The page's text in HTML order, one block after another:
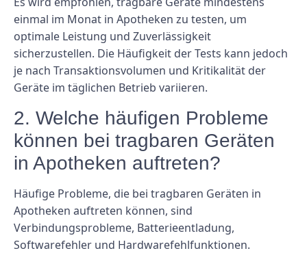
einmal im Monat in Apotheken zu testen, um
optimale Leistung und Zuverlässigkeit
sicherzustellen. Die Häufigkeit der Tests kann jedoch
je nach Transaktionsvolumen und Kritikalität der
Geräte im täglichen Betrieb variieren.
2. Welche häufigen Probleme
können bei tragbaren Geräten
in Apotheken auftreten?
Häufige Probleme, die bei tragbaren Geräten in
Apotheken auftreten können, sind
Verbindungsprobleme, Batterieentladung,
Softwarefehler und Hardwarefehlfunktionen.